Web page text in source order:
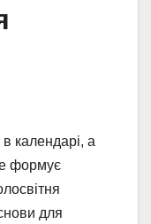
календарі, а
формує
для